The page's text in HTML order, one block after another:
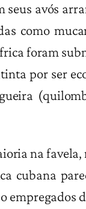
avós
como
foram
por ser
na
cubana
empregados